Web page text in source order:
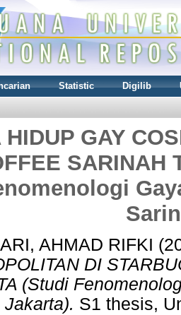
Statistic Digilib
HIDUP GAY
SARINAH
AHMAD RIFKI
DI
(Studi
S1 thesis,